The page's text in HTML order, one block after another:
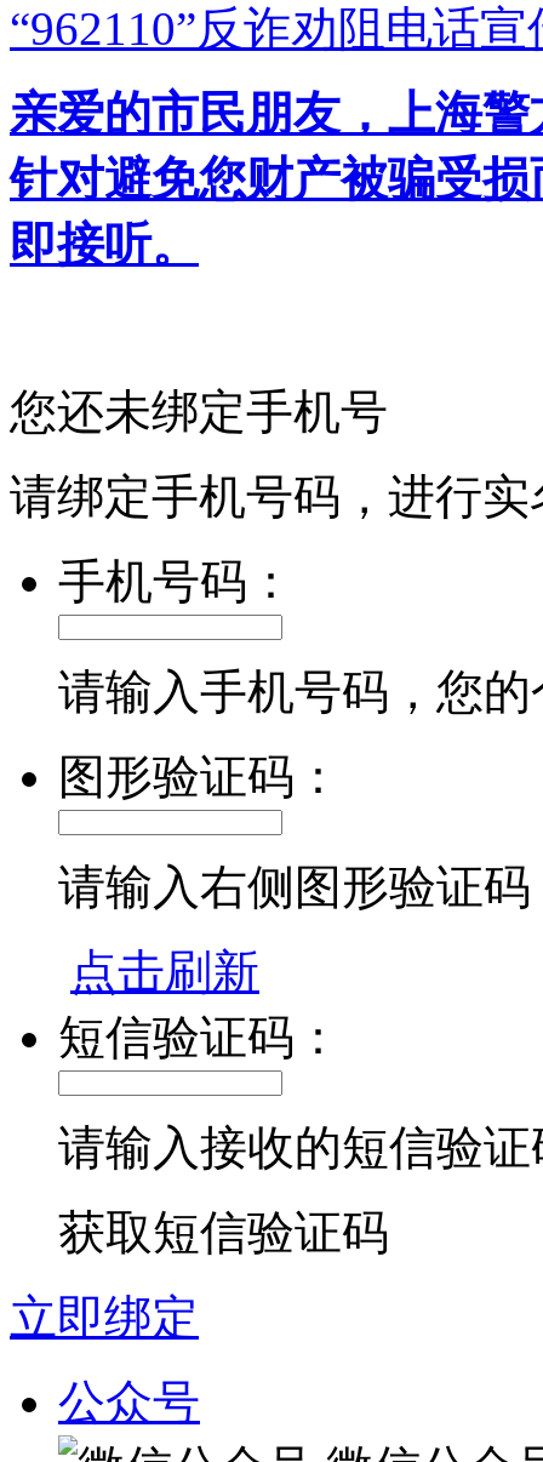
“962110”反诈劝阻电话宣
亲爱的市民朋友，上海
针对避免您财产被骗受
即接听。
您还未绑定手机号
请绑定手机号码，进行
手机号码：
请输入手机号码，您
图形验证码：
请输入右侧图形验证码
点击刷新
短信验证码：
请输入接收的短信验证
获取短信验证码
立即绑定
公众号